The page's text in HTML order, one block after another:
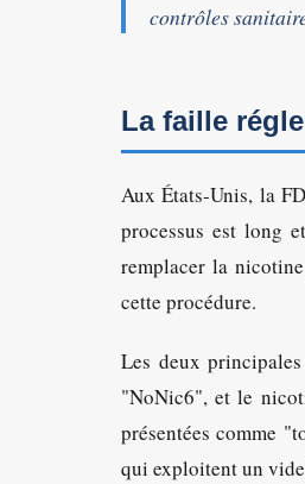
contrôles
La faille
Aux États-Unis, la
processus est long
remplacer la
cette procédure.
Les deux
"NoNic6", et le
présentées comme
qui exploitent un